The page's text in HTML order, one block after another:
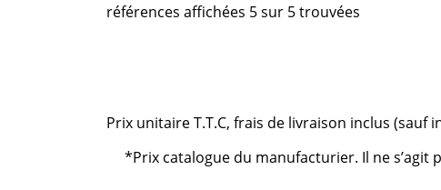
références affichées 5 sur 5 trouvées
Prix unitaire T.T.C, frais de livraison inclus
*Prix catalogue du manufacturier. Il ne